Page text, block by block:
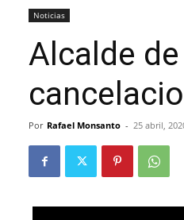
Noticias
Alcalde
Por Rafael Monsanto - 25 abril,